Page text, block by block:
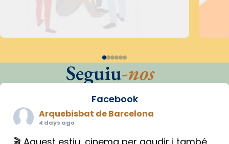
Seguiu-nos
Facebook
Arquebisbat de Barcelona
4 days ago